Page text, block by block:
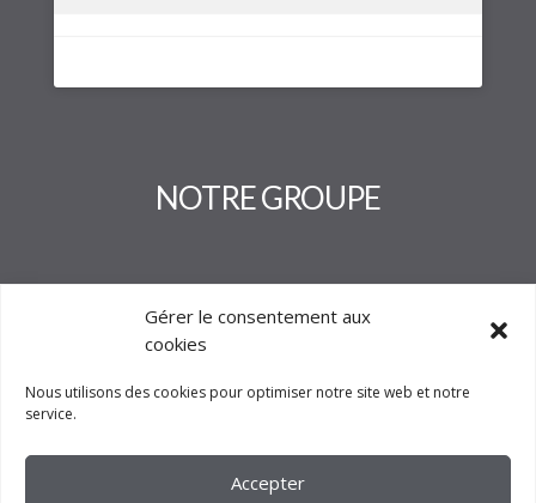
Gérer le consentement aux
cookies
Nous utilisons des cookies pour optimiser notre site web et notre
service.
Accepter
NOTRE GROUPE